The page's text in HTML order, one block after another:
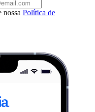
nossa Política de